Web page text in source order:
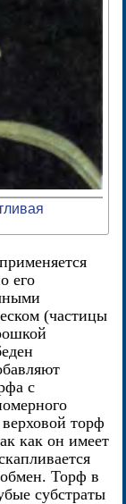
его
(частицы
с
торф
как он имеет
Торф в
субстраты